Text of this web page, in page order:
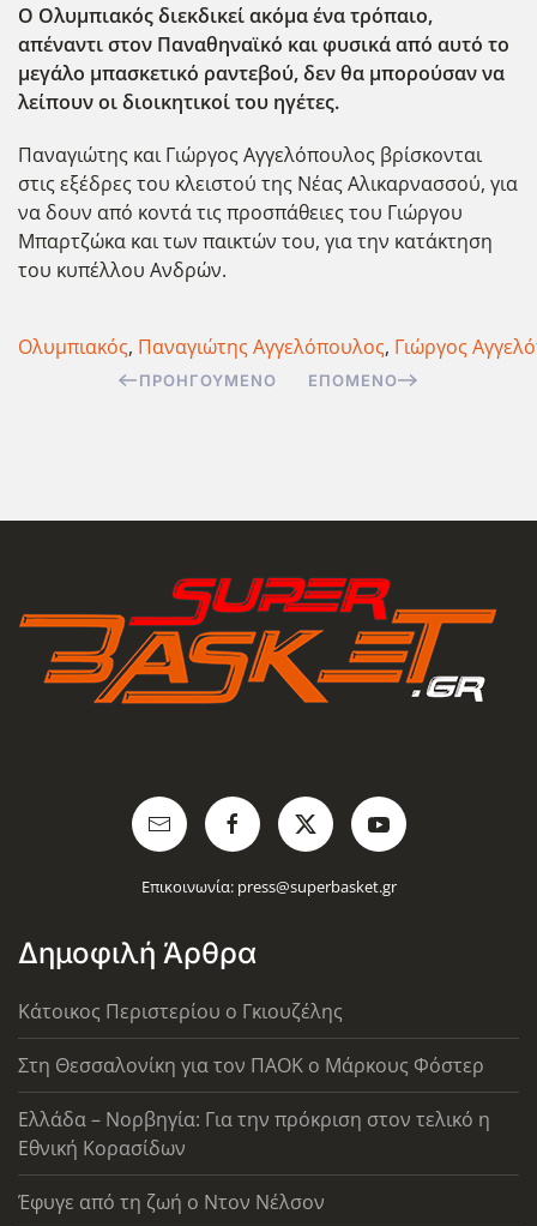
Ο Ολυμπιακός διεκδικεί ακόμα ένα τρόπαιο,
απέναντι στον Παναθηναϊκό και φυσικά από αυτό το
μεγάλο μπασκετικό ραντεβού, δεν θα μπορούσαν να
λείπουν οι διοικητικοί του ηγέτες.
Παναγιώτης και Γιώργος Αγγελόπουλος βρίσκονται
στις εξέδρες του κλειστού της Νέας Αλικαρνασσού, για
να δουν από κοντά τις προσπάθειες του Γιώργου
Μπαρτζώκα και των παικτών του, για την κατάκτηση
του κυπέλλου Ανδρών.
Ολυμπιακός, Παναγιώτης Αγγελόπουλος, Γιώργος
ΠΡΟΗΓΟΎΜΕΝΟ ΕΠΌΜΕΝΟ
Επικοινωνία: press@superbasket.gr
Δημοφιλή Άρθρα
Κάτοικος Περιστερίου ο Γκιουζέλης
Στη Θεσσαλονίκη για τον ΠΑΟΚ ο Μάρκους Φόστερ
Ελλάδα – Νορβηγία: Για την πρόκριση στον τελικό η
Εθνική Κορασίδων
Έφυγε από τη ζωή ο Ντον Νέλσον